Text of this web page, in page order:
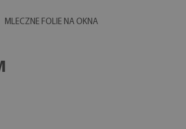
MLECZNE FOLIE NA OKNA